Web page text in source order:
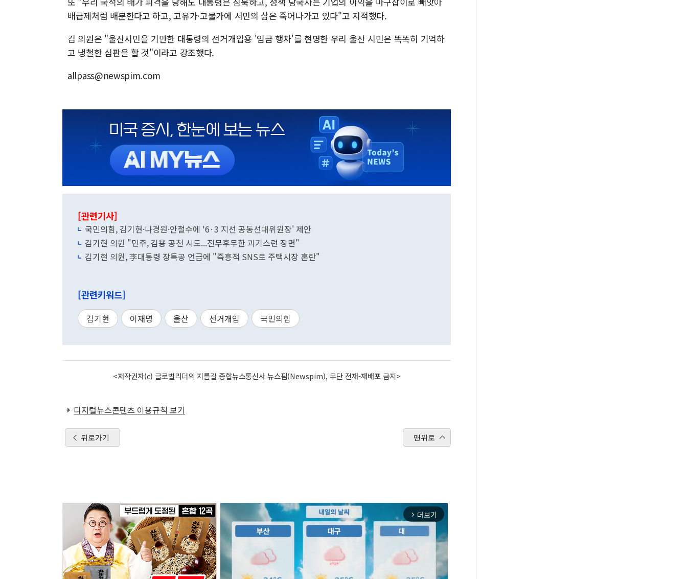
배급제처럼 배분한다고 하고, 고유가·고물가에 서민의 삶은 죽어나가고 있다"고 지적했다.
김 의원은 "울산시민을 기만한 대통령의 선거개입용 '임금 행차'를 현명한 우리 울산 시민은 똑똑히 기억하
고 냉철한 심판을 할 것"이라고 강조했다.
allpass@newspim.com
[관련기사]
국민의힘, 김기현·나경원·안철수에 '6·3 지선 공동선대위원장' 제안
김기현 의원 "민주, 김용 공천 시도...전무후무한 괴기스런 장면"
김기현 의원, 李대통령 장특공 언급에 "즉흥적 SNS로 주택시장 혼란"
[관련키워드]
김기현 이재명 울산 선거개입 국민의힘
<저작권자(c) 글로벌리더의 지름길 종합뉴스통신사 뉴스핌(Newspim), 무단 전재-재배포 금지>
디지털뉴스콘텐츠 이용규칙 보기
뒤로가기 맨위로
arrow_forward_ios 더보기